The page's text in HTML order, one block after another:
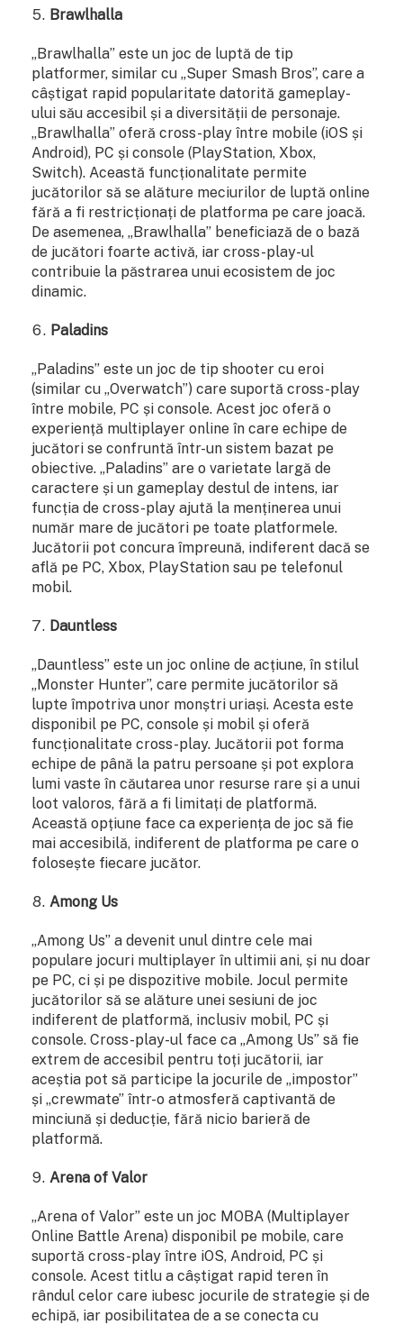
Brawlhalla
„Brawlhalla” este un joc de luptă de tip
platformer, similar cu „Super Smash Bros”, care a
câștigat rapid popularitate datorită gameplay-
ului său accesibil și a diversității de personaje.
„Brawlhalla” oferă cross-play între mobile (iOS și
Android), PC și console (PlayStation, Xbox,
Switch). Această funcționalitate permite
jucătorilor să se alăture meciurilor de luptă online
fără a fi restricționați de platforma pe care joacă.
De asemenea, „Brawlhalla” beneficiază de o bază
de jucători foarte activă, iar cross-play-ul
contribuie la păstrarea unui ecosistem de joc
dinamic.
Paladins
„Paladins” este un joc de tip shooter cu eroi
(similar cu „Overwatch”) care suportă cross-play
între mobile, PC și console. Acest joc oferă o
experiență multiplayer online în care echipe de
jucători se confruntă într-un sistem bazat pe
obiective. „Paladins” are o varietate largă de
caractere și un gameplay destul de intens, iar
funcția de cross-play ajută la menținerea unui
număr mare de jucători pe toate platformele.
Jucătorii pot concura împreună, indiferent dacă se
află pe PC, Xbox, PlayStation sau pe telefonul
mobil.
Dauntless
„Dauntless” este un joc online de acțiune, în stilul
„Monster Hunter”, care permite jucătorilor să
lupte împotriva unor monștri uriași. Acesta este
disponibil pe PC, console și mobil și oferă
funcționalitate cross-play. Jucătorii pot forma
echipe de până la patru persoane și pot explora
lumi vaste în căutarea unor resurse rare și a unui
loot valoros, fără a fi limitați de platformă.
Această opțiune face ca experiența de joc să fie
mai accesibilă, indiferent de platforma pe care o
folosește fiecare jucător.
Among Us
„Among Us” a devenit unul dintre cele mai
populare jocuri multiplayer în ultimii ani, și nu doar
pe PC, ci și pe dispozitive mobile. Jocul permite
jucătorilor să se alăture unei sesiuni de joc
indiferent de platformă, inclusiv mobil, PC și
console. Cross-play-ul face ca „Among Us” să fie
extrem de accesibil pentru toți jucătorii, iar
aceștia pot să participe la jocurile de „impostor”
și „crewmate” într-o atmosferă captivantă de
minciună și deducție, fără nicio barieră de
platformă.
Arena of Valor
„Arena of Valor” este un joc MOBA (Multiplayer
Online Battle Arena) disponibil pe mobile, care
suportă cross-play între iOS, Android, PC și
console. Acest titlu a câștigat rapid teren în
rândul celor care iubesc jocurile de strategie și de
echipă, iar posibilitatea de a se conecta cu